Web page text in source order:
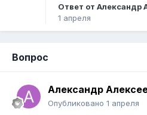
Ответ от Александр
1 апреля
Вопрос
Александр
Опубликовано 1 апреля